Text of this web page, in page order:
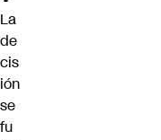
La
de
cis
ión
se
fu